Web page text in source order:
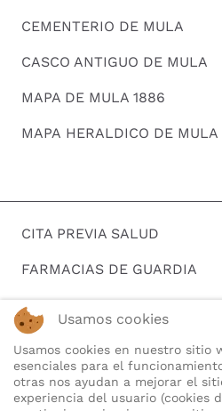
CEMENTERIO DE MULA
CASCO ANTIGUO DE MULA
MAPA DE MULA 1886
MAPA HERALDICO DE MULA
CITA PREVIA SALUD
FARMACIAS DE GUARDIA
HORARIOS DE AUTOBUSES
TELEFONOS DE INTERES
Usamos cookies
Usamos cookies en nuestro sitio
esenciales para el
otras nos ayudan a mejorar el
experiencia del usuario (cookies